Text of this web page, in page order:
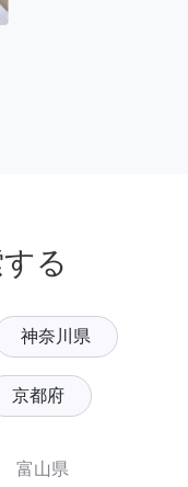
る
神奈川県
京都府
富山県